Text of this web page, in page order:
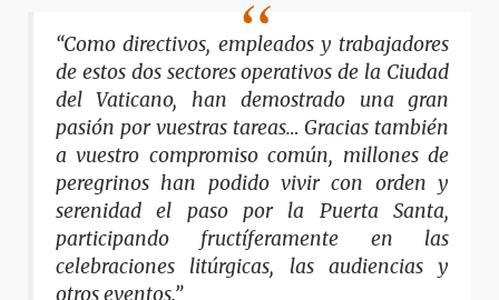
“Como directivos, empleados y trabajadores
de estos dos sectores operativos de la Ciudad
del Vaticano, han demostrado una gran
pasión por vuestras tareas… Gracias también
a vuestro compromiso común, millones de
peregrinos han podido vivir con orden y
serenidad el paso por la Puerta Santa,
participando fructíferamente en las
celebraciones litúrgicas, las audiencias y
otros eventos.”